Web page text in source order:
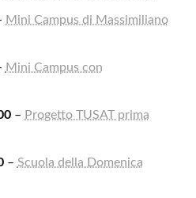
Mini Campus di Massimiliano
Mini Campus con
– Progetto TUSAT prima
– Scuola della Domenica